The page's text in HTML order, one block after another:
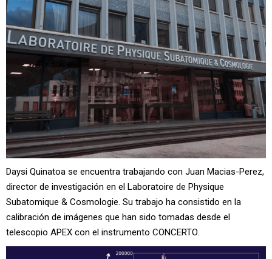
Daysi Quinatoa se encuentra trabajando con Juan Macias-Perez,
director de investigación en el Laboratoire de Physique
Subatomique & Cosmologie. Su trabajo ha consistido en la
calibración de imágenes que han sido tomadas desde el
telescopio APEX con el instrumento CONCERTO.